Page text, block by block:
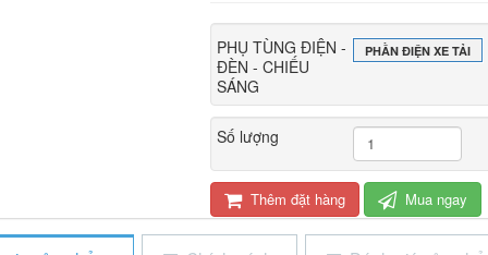
PHỤ TÙNG ĐIỆN -
ĐÈN - CHIẾU
SÁNG
PHẦN ĐIỆN XE TẢI
Số lượng
Thêm đặt hàng Mua ngay